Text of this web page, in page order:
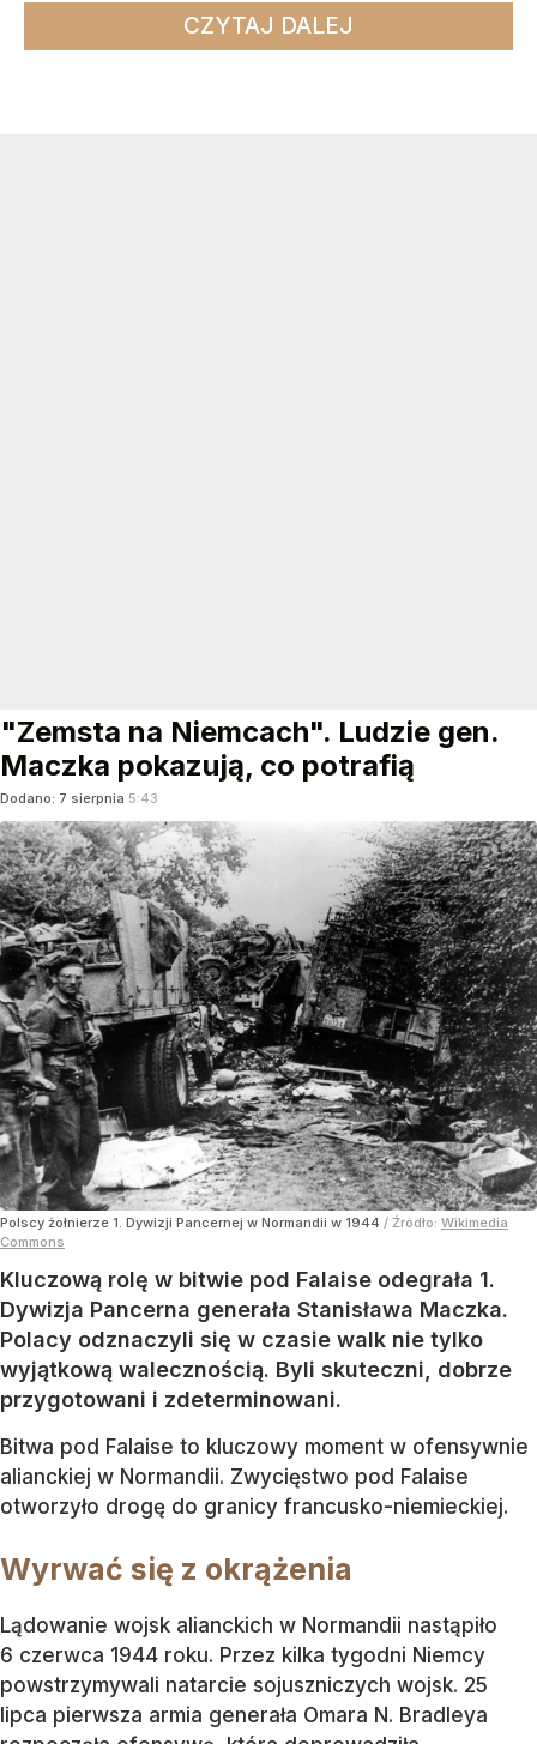
CZYTAJ DALEJ
"Zemsta na Niemcach". Ludzie gen.
Maczka pokazują, co potrafią
Dodano: 7 sierpnia 5:43
Polscy żołnierze 1. Dywizji Pancernej w Normandii w 1944 / Źródło: Wikimedia
Commons
Kluczową rolę w bitwie pod Falaise odegrała 1.
Dywizja Pancerna generała Stanisława Maczka.
Polacy odznaczyli się w czasie walk nie tylko
wyjątkową walecznością. Byli skuteczni, dobrze
przygotowani i zdeterminowani.
Bitwa pod Falaise to kluczowy moment w ofensywnie
alianckiej w Normandii. Zwycięstwo pod Falaise
otworzyło drogę do granicy francusko-niemieckiej.
Wyrwać się z okrążenia
Lądowanie wojsk alianckich w Normandii nastąpiło
6 czerwca 1944 roku. Przez kilka tygodni Niemcy
powstrzymywali natarcie sojuszniczych wojsk. 25
lipca pierwsza armia generała Omara N. Bradleya